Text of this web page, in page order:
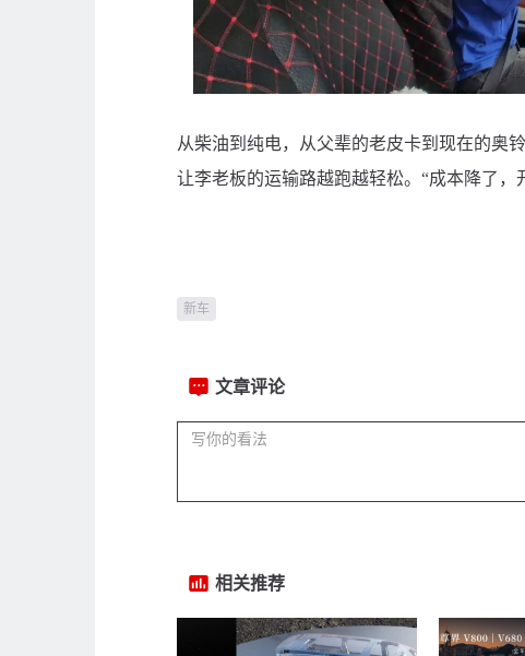
从柴油到纯电，从父辈的老皮卡到现在的奥
让李老板的运输路越跑越轻松。“成本降了
新车
文章评论
相关推荐